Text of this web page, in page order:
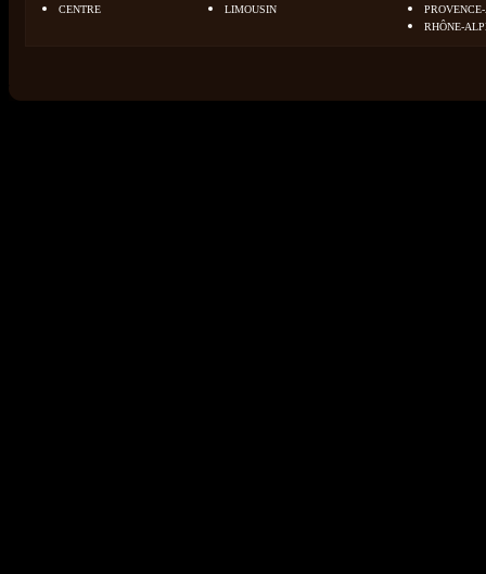
CENTRE
LIMOUSIN
RHÔNE-